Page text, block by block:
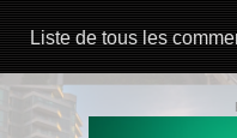
Liste de tous les